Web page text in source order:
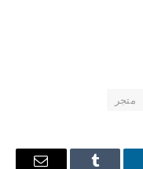
متجر